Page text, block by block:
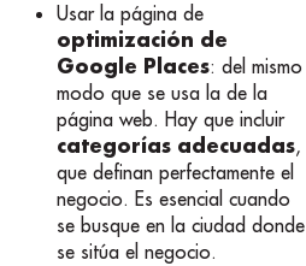
Usar la página de
optimización de
Google Places: del mismo
modo que se usa la de la
página web. Hay que incluir
categorías adecuadas,
que definan perfectamente el
negocio. Es esencial cuando
se busque en la ciudad donde
se sitúa el negocio.